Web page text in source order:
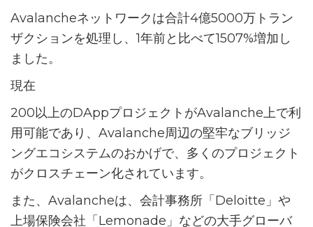
Avalancheネットワークは合計4億5000万トラン
ザクションを処理し、1年前と比べて1507%増加し
ました。
現在
200以上のDAppプロジェクトがAvalanche上で利
用可能であり、Avalanche周辺の堅牢なブリッジ
ングエコシステムのおかげで、多くのプロジェクト
がクロスチェーン化されています。
また、Avalancheは、会計事務所「Deloitte」や
上場保険会社「Lemonade」などの大手グローバ